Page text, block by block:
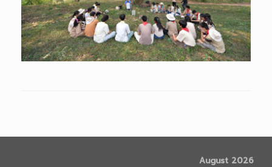
August 2026